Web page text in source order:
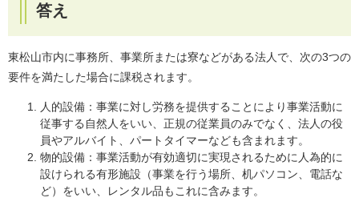
答え
東松山市内に事務所、事業所または寮などがある法人で、次の3つの
要件を満たした場合に課税されます。
人的設備：事業に対し労務を提供することにより事業活動に
従事する自然人をいい、正規の従業員のみでなく、法人の役
員やアルバイト、パートタイマーなども含まれます。
物的設備：事業活動が有効適切に実現されるために人為的に
設けられる有形施設（事業を行う場所、机パソコン、電話な
ど）をいい、レンタル品もこれに含みます。